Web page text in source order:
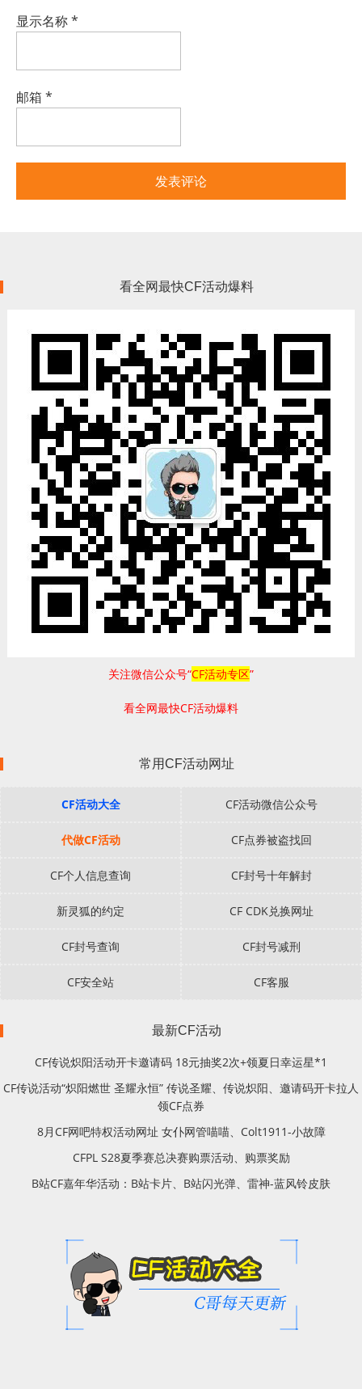
显示名称*
邮箱 *
看全网最快CF活动爆料
关注微信公众号“CF活动专区”
看全网最快CF活动爆料
常用CF活动网址
CF活动大全 CF活动微信公众号
代做CF活动 CF点券被盗找回
CF个人信息查询 CF封号十年解封
新灵狐的约定 CF CDK兑换网址
CF封号查询 CF封号减刑
CF安全站 CF客服
最新CF活动
CF传说炽阳活动开卡邀请码 18元抽奖2次+领夏日幸运星*1
CF传说活动“炽阳燃世 圣耀永恒” 传说圣耀、传说炽阳、邀请码开卡拉人
领CF点券
8月CF网吧特权活动网址 女仆网管喵喵、Colt1911-小故障
CFPL S28夏季赛总决赛购票活动、购票奖励
B站CF嘉年华活动：B站卡片、B站闪光弹、雷神-蓝风铃皮肤